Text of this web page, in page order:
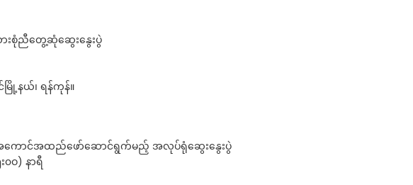
းစုံညီတွေ့ဆုံဆွေးနွေးပွဲ
မြို့နယ်၊ ရန်ကုန်။
ကို အကောင်အထည်ဖော်ဆောင်ရွက်မည့် အလုပ်ရုံဆွေးနွေးပွဲ
၀ဝ) နာရီ